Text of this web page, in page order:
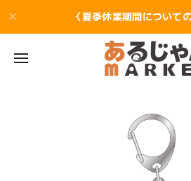
〈夏季休業期間について